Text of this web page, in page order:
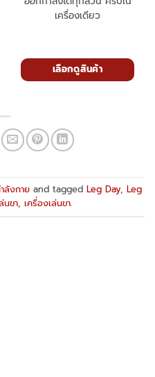
เครื่องเดียว
เลือกดูสินค้า
ลังกายand tagged Leg Day, Leg
นขา, เครื่องเล่นขา.